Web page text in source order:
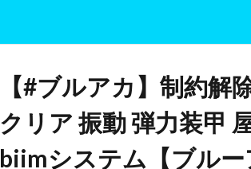
【#ブルアカ】制約解
クリア 振動 弾力装甲
biimシステム【ブル